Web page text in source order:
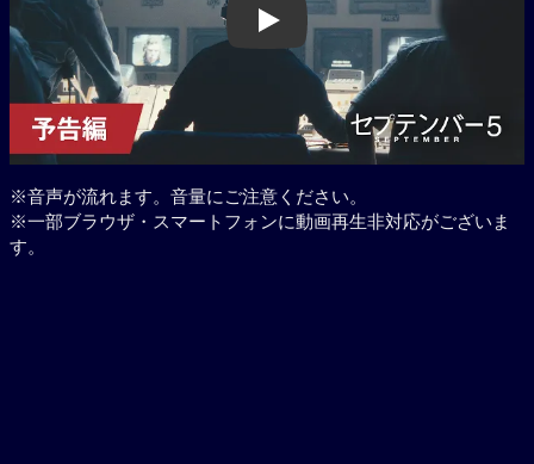
Play
※音声が流れます。音量にご注意ください。
※一部ブラウザ・スマートフォンに動画再生非対応がございま
す。